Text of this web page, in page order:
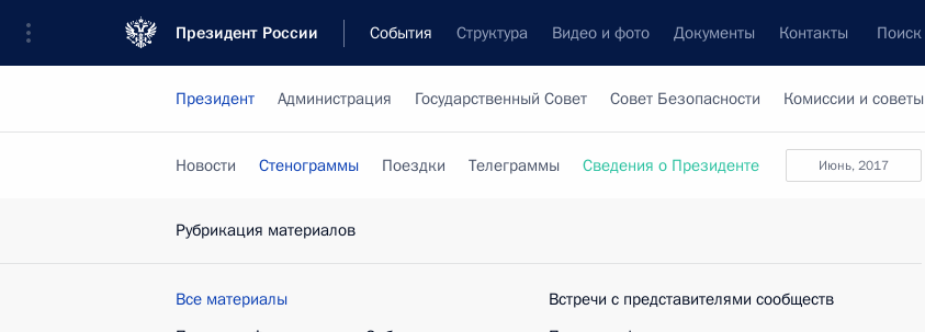
Президент России События Структура Видео и фото Документы Контакты Поиск
Президент Администрация Государственный Совет Совет Безопасности Комиссии и советы
июнь, 2017
Новости Стенограммы Поездки Телеграммы Сведения о Президенте
Рубрикация материалов
Все материалы
Встречи с представителями сообществ